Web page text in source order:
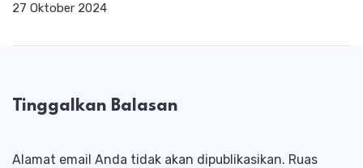
27 Oktober 2024
Tinggalkan Balasan
Alamat email Anda tidak akan dipublikasikan. Ruas